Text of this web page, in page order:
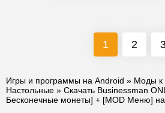
1 2
Игры и программы на Android » Моды к
Настольные » Скачать Businessman
Бесконечные монеты] + [MOD Меню]